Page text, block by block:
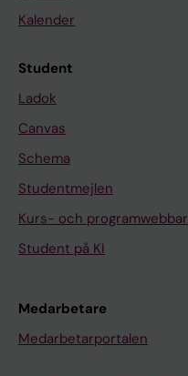
Kalender
Student
Ladok
Canvas
Schema
Studentmejlen
Kurs- och programwebbar
Student på KI
Medarbetare
Medarbetarportalen